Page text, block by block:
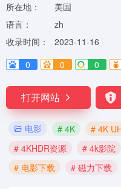
所在地：
美国
语言：
zh
收录时间：
2023-11-16
0
0 0
打开网站
电影 # 4K # 4K
# 4KHDR资源
# 4k影院
# 电影下载
# 磁力下载